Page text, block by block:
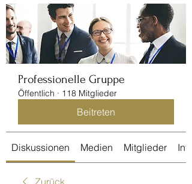
Professionelle Gruppe
Öffentlich · 118 Mitglieder
Beitreten
Diskussionen Medien Mitglieder Info
Zurück